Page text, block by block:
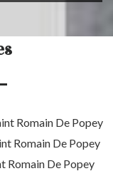
Romain De Popey
Romain De Popey
Romain De Popey